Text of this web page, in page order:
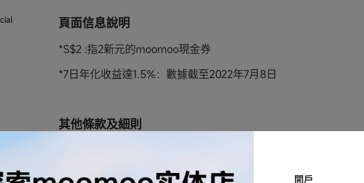
頁面信息說明
*S$2 :指2新元的moomoo現金券
*7日年化收益達1.5%：數據截至2022年7月8日
其他條款及細則